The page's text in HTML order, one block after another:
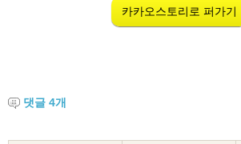
카카오스토리로 퍼가기
댓글 4개